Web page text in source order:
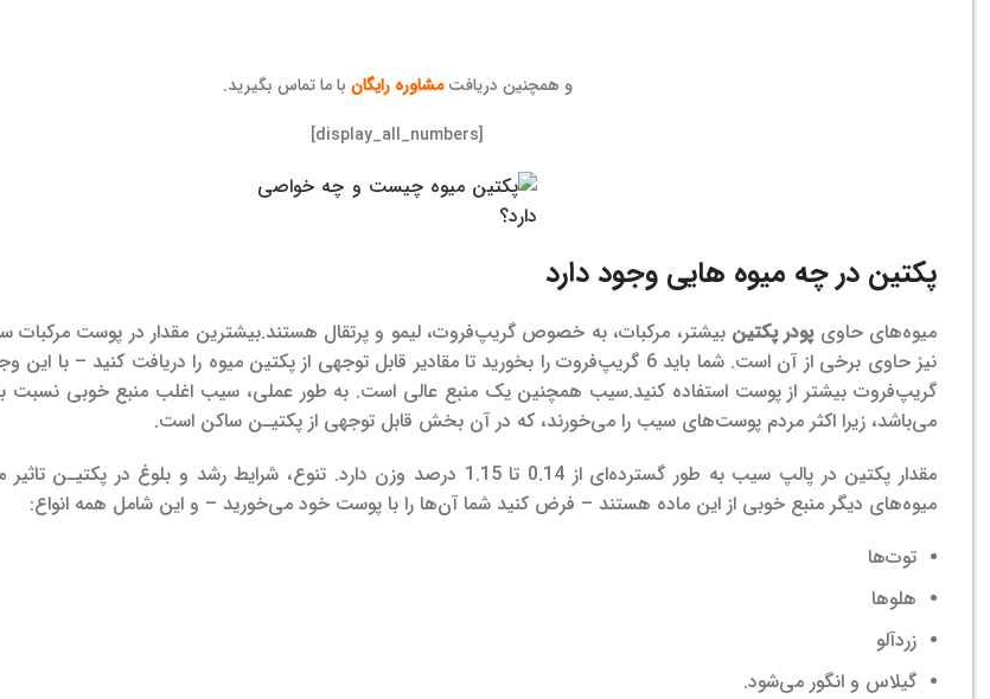
و همچنین دریافتمشاوره رایگان با ما تماس بگیرید.
[display_all_numbers]
پکتین در چه میوه هایی وجود دارد
میوه‌های حاویپودر پکتین بیشتر، مرکبات، به خصوص گریپ‌فروت، لیمو و پرتقال هستند.بیشترین مقدار در پوست مرکبات
نیز حاوی برخی از آن است. شما باید 6 گریپ‌فروت را بخورید تا مقادیر قابل توجهی از پکتین میوه را دریافت کنید –
گریپ‌فروت بیشتر از پوست استفاده کنید.سیب همچنین یک منبع عالی است. به طور عملی، سیب اغلب منبع خوبی نسبت
می‌باشد، زیرا اکثر مردم پوست‌های سیب را می‌خورند، که در آن بخش قابل توجهی از پکتیـن ساکن است.
مقدار پکتین در پالپ سیب به طور گسترده‌ای از 0.14 تا 1.15 درصد وزن دارد. تنوع، شرایط رشد و بلوغ در
میوه‌های دیگر منبع خوبی از این ماده هستند – فرض کنید شما آن‌ها را با پوست خود می‌خورید – و این شامل همه انواع:
توت‌ها
هلوها
زردآلو
گیلاس و انگور می‌شود.